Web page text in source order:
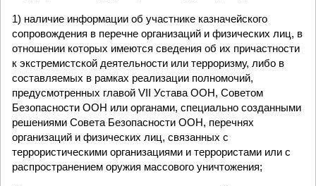
1) наличие информации об участнике казначейского
сопровождения в перечне организаций и физических лиц, в
отношении которых имеются сведения об их причастности
к экстремистской деятельности или терроризму, либо в
составляемых в рамках реализации полномочий,
предусмотренных главой VII Устава ООН, Советом
Безопасности ООН или органами, специально созданными
решениями Совета Безопасности ООН, перечнях
организаций и физических лиц, связанных с
террористическими организациями и террористами или с
распространением оружия массового уничтожения;